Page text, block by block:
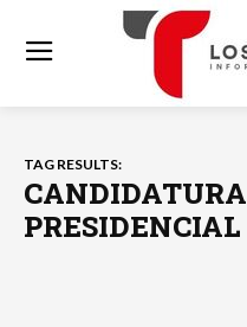
TAG RESULTS:
CANDIDATURA
PRESIDENCIAL